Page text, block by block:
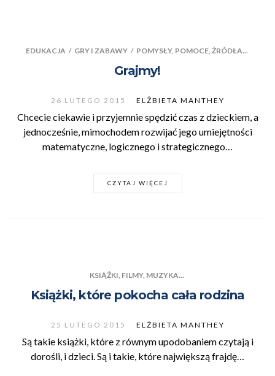
EDUKACJA / GRY I ZABAWY / POMYSŁY, POMOCE, ŹRÓDŁA...
Grajmy!
26 LUTEGO 2015 ELŻBIETA MANTHEY
Chcecie ciekawie i przyjemnie spędzić czas z dzieckiem, a
jednocześnie, mimochodem rozwijać jego umiejętności
matematyczne, logicznego i strategicznego…
CZYTAJ WIĘCEJ
KSIĄŻKI, FILMY, MUZYKA...
Książki, które pokocha cała rodzina
25 LUTEGO 2015 ELŻBIETA MANTHEY
Są takie książki, które z równym upodobaniem czytają i
dorośli, i dzieci. Są i takie, które największą frajdę…